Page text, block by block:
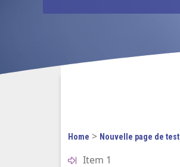
Home > Nouvelle page de test
Item 1